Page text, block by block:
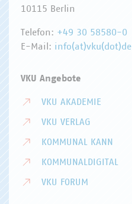
10115 Berlin
Telefon: +49 30 58580-0
E-Mail: info(at)vku(dot)de
VKU Angebote
VKU AKADEMIE
VKU VERLAG
KOMMUNAL KANN
KOMMUNALDIGITAL
VKU FORUM